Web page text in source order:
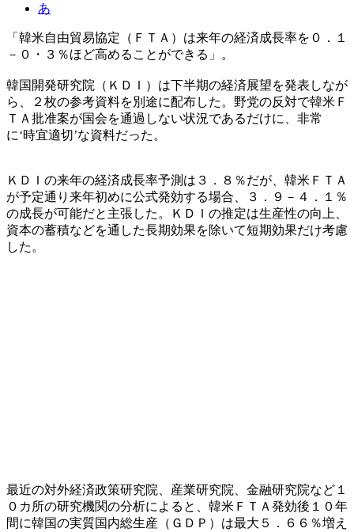
あ
「韓米自由貿易協定（ＦＴＡ）は来年の経済成長率を０．１
－０・３％ほど高めることができる」。
韓国開発研究院（ＫＤＩ）は下半期の経済展望を発表しなが
ら、２枚の参考資料を別途に配布した。野党の反対で韓米Ｆ
ＴＡ批准案が国会を通過しない状況であるだけに、非常
に‘時宜適切’な資料だった。
ＫＤＩの来年の経済成長率予測は３．８％だが、韓米ＦＴＡ
が予定通り来年初めに公式発効する場合、３．９－４．１％
の成長が可能だと主張した。ＫＤＩの推定は生産性の向上、
資本の蓄積などを通した長期効果を除いて短期効果だけ考慮
した。
最近の対外経済政策研究院、産業研究院、金融研究院など１
０カ所の研究機関の分析によると、韓米ＦＴＡ発効後１０年
間に韓国の実質国内総生産（ＧＤＰ）は最大５．６６％増え